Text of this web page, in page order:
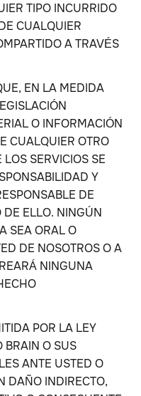
TIPO INCURRIDO
CUALQUIER
A TRAVÉS
EN LA MEDIDA
O INFORMACIÓN
CUALQUIER OTRO
SERVICIOS SE
Y
DE
ELLO. NINGÚN
SEA ORAL O
DE NOSOTROS O A
NINGUNA
POR LA LEY
BRAIN O SUS
ANTE USTED O
DAÑO INDIRECTO,